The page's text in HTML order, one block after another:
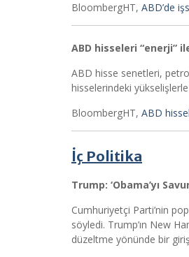
BloombergHT, ABD’de
ABD hisseleri “enerji”
ABD hisse senetleri,
hisselerindeki
BloombergHT, ABD
İç Politika
Trump: ‘Obama’yı
Cumhuriyetçi Parti’nin
söyledi. Trump’ın New
düzeltme yönünde bir